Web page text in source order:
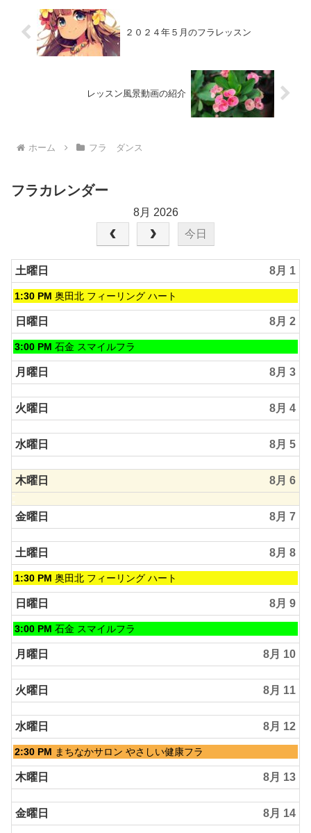
２０２４年５月のフラレッスン
レッスン風景動画の紹介
ホーム フラ ダンス
フラカレンダー
8月 2026
今日
土曜日 8月 1
土
曜
日,
8
月
2026
1:30 PM 奥田北 フィーリング ハート
日曜日 8月 2
日
曜
日,
8
月
2nd
2026
3:00 PM 石金 スマイルフラ
月曜日 8月 3
火曜日 8月 4
水曜日 8月 5
木曜日 8月 6
金曜日 8月 7
土曜日 8月 8
土
曜
日,
8
月
2026
1:30 PM 奥田北 フィーリング ハート
日曜日 8月 9
日
曜
日,
8
月
9th
2026
3:00 PM 石金 スマイルフラ
月曜日 8月 10
火曜日 8月 11
水曜日 8月 12
水
曜
日,
8
月
12th
2026
2:30 PM まちなかサロン やさしい健康フラ
木曜日 8月 13
金曜日 8月 14